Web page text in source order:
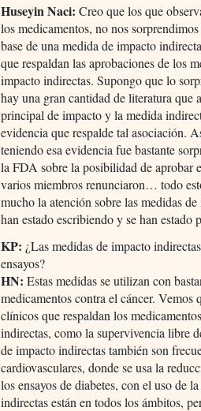
Huseyin Naci: Creo que los que
los medicamentos, no nos
base de una medida de impacto
que respaldan las aprobaciones de los
impacto indirectas. Supongo que lo
hay una gran cantidad de literatura que
principal de impacto y la medida
evidencia que respalde tal asociación.
teniendo esa evidencia fue bastante
la FDA sobre la posibilidad de aprobar
varios miembros renunciaron… todo
mucho la atención sobre las medidas
han estado escribiendo y se han estado
KP:¿Las medidas de impacto
ensayos?
HN: Estas medidas se utilizan con
medicamentos contra el cáncer. Vemos
clínicos que respaldan los
indirectas, como la supervivencia libre
de impacto indirectas también son
cardiovasculares, donde se usa la
los ensayos de diabetes, con el uso de
indirectas están en todos los ámbitos,